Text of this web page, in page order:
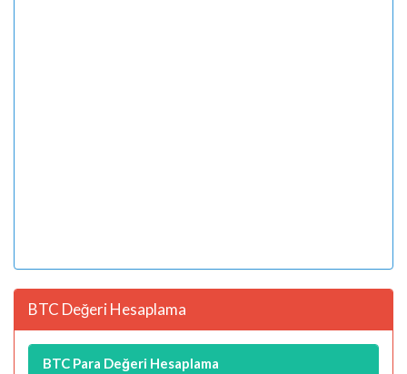
BTC Değeri Hesaplama
BTC Para Değeri Hesaplama